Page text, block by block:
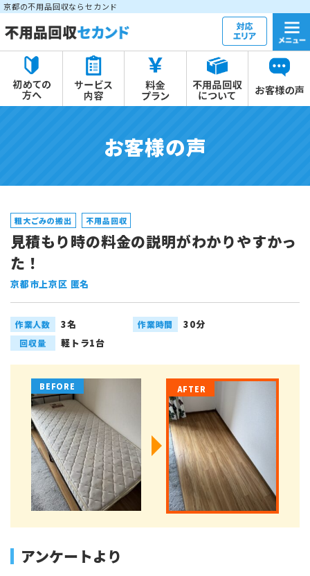
京都の不用品回収ならセカンド
お客様の声
粗大ごみの搬出 不用品回収
見積もり時の料金の説明がわかりやすかっ
た！
京都市上京区 匿名
作業人数 3名 作業時間 30分
回収量 軽トラ1台
アンケートより